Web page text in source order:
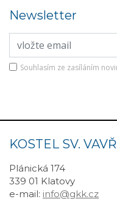
Newsletter
Souhlasím ze zasíláním
KOSTEL SV.
Plánická 174
339 01 Klatovy
e-mail: info@gkk.cz